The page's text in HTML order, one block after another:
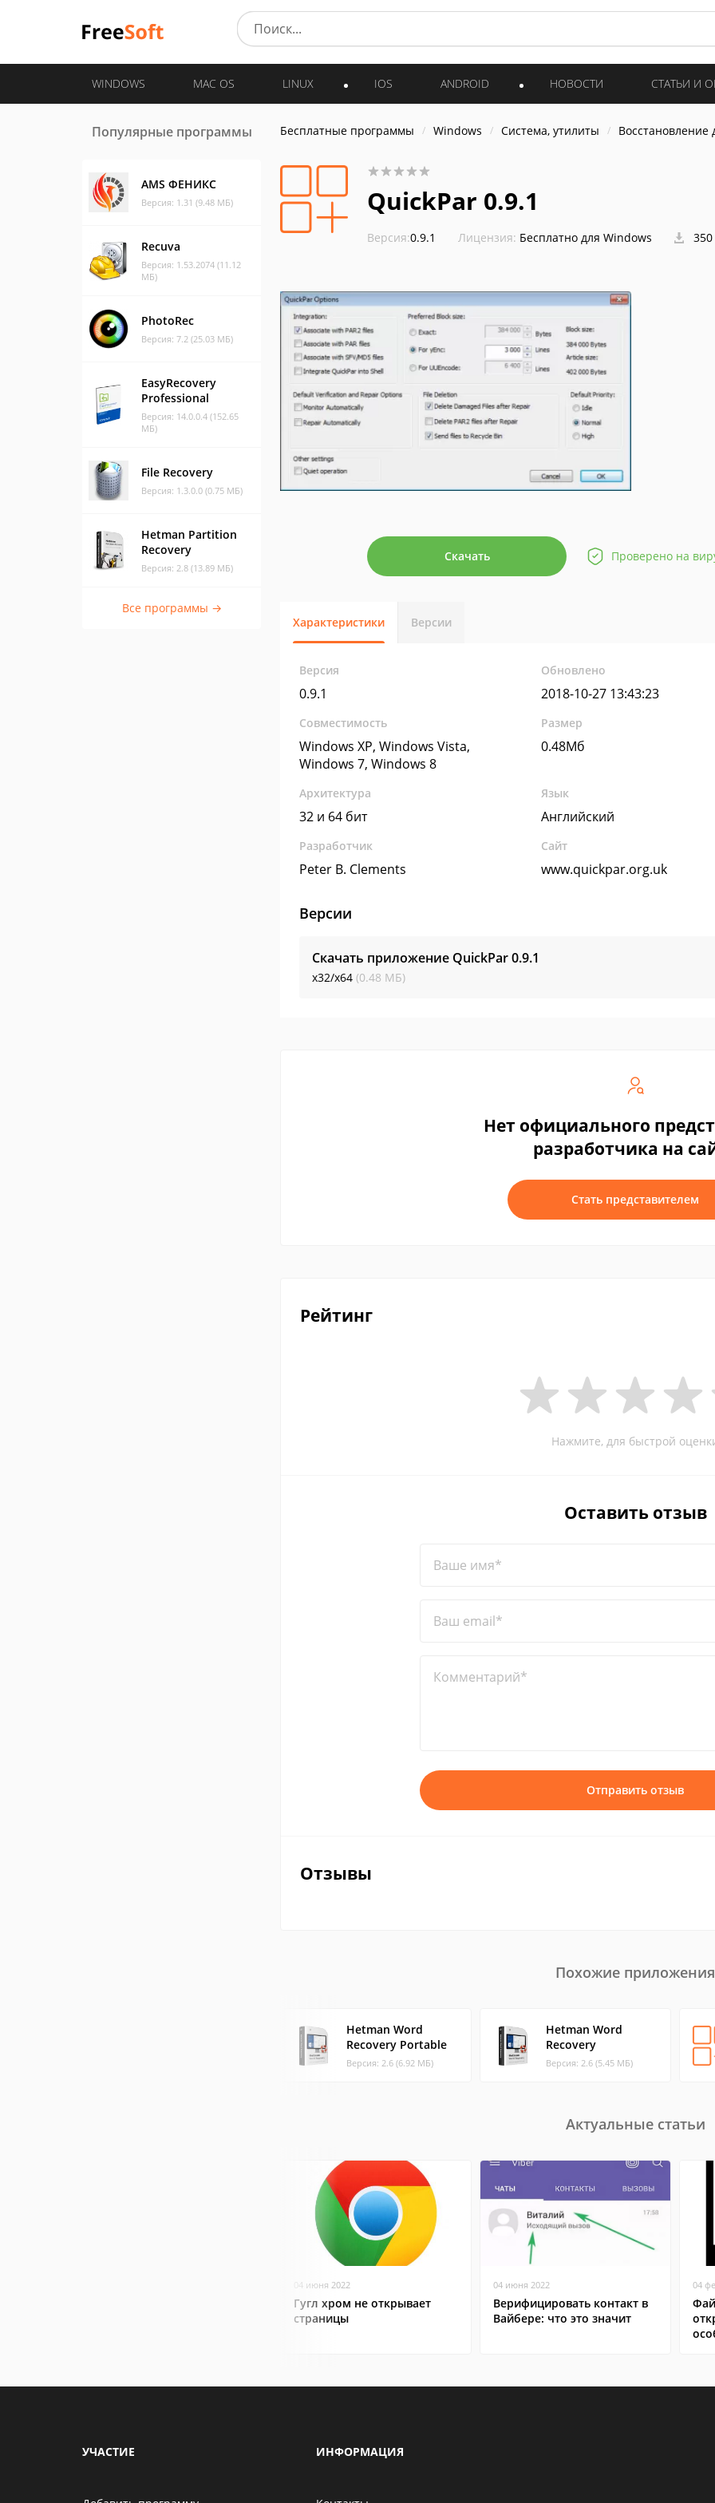
WINDOWS MAC OS LINUX IOS ANDROID НОВОСТИ СТАТЬИ И
Популярные программы
AMS ФЕНИКС
Версия: 1.31 (9.48 МБ)
Recuva
Версия: 1.53.2074 (11.12
МБ)
PhotoRec
Версия: 7.2 (25.03 МБ)
EasyRecovery
Professional
Версия: 14.0.0.4 (152.65
МБ)
File Recovery
Версия: 1.3.0.0 (0.75 МБ)
Hetman Partition
Recovery
Версия: 2.8 (13.89 МБ)
Все программы →
Бесплатные программы Windows Система, утилиты Восстановление
QuickPar 0.9.1
Версия:0.9.1 Лицензия: Бесплатно для Windows
Скачать Проверено на
Характеристики Версии
Версия
0.9.1
Обновлено
2018-10-27 13:43:23
Совместимость
Windows XP, Windows Vista,
Windows 7, Windows 8
Размер
0.48Мб
Архитектура
32 и 64 бит
Язык
Английский
Разработчик
Peter B. Clements
Сайт
www.quickpar.org.uk
Версии
Скачать приложение QuickPar0.9.1
x32/x64 (0.48 МБ)
Нет официального
разработчика на
Стать представителем
Рейтинг
Нажмите, для быстрой
Оставить отзыв
Ваше имя*
Ваш email*
Комментарий*
Отправить отзыв
Отзывы
Похожие приложения
Hetman Word
Recovery Portable
Версия: 2.6 (6.92 МБ)
Hetman Word
Recovery
Версия: 2.6 (5.45 МБ)
Актуальные статьи
04 июня 2022
Гугл хром не открывает
страницы
04 июня 2022
Верифицировать контакт в
Вайбере: что это значит
04
УЧАСТИЕ ИНФОРМАЦИЯ